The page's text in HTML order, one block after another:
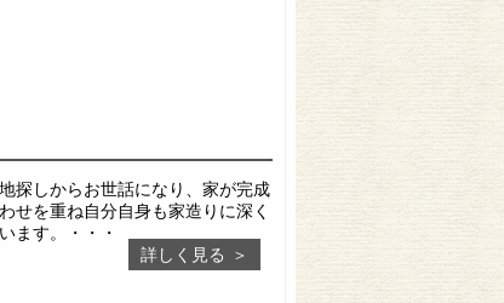
探しからお世話になり、家が完成
せを重ね自分自身も家造りに深く
ます。・・・
詳しく見る